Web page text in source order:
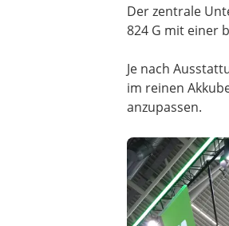
Der zentrale
824 G mit einer
Je nach
im reinen
anzupassen.